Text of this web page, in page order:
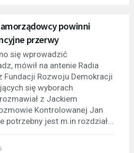
powinni
przerwy
się wprowadzić
mówił na antenie Radia
Fundacji Rozwoju Demokracji
się wyborach
z Jackiem
Kontrolowanej Jan
potrzebny jest m.in rozdział...